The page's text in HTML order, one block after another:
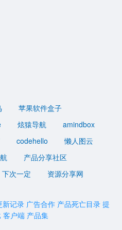
苹果软件盒子
炫猿导航
amindbox
codehello
懒人图云
产品分享社区
下次一定
资源分享网
新记录 广告合作 产品死亡目录 提
客户端 产品集